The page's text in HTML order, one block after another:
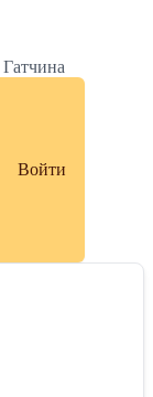
Гатчина
Войти